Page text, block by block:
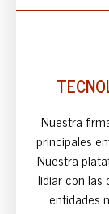
Nuestra
principales
Nuestra
lidiar con las
entidades